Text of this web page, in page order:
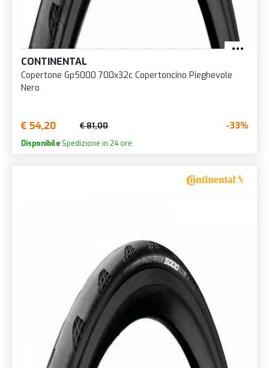
CONTINENTAL
Copertone Gp5000 700x32c Copertoncino Pieghevole
Nero
€ 54,20 € 81,00 -33%
Disponibile Spedizione in 24 ore